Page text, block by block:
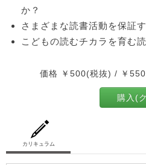
か？
さまざまな読書活動を保証
こどもの読むチカラを育む
価格 ￥500(税抜) / ￥
購入(
カリキュラム